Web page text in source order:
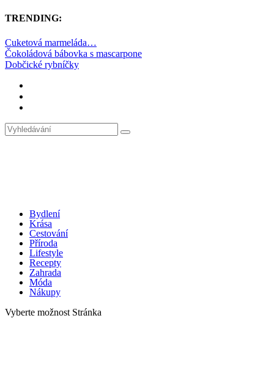
TRENDING:
Cuketová marmeláda…
Čokoládová bábovka s mascarpone
Dobčické rybníčky
Bydlení
Krása
Cestování
Příroda
Lifestyle
Recepty
Zahrada
Móda
Nákupy
Vyberte možnost Stránka